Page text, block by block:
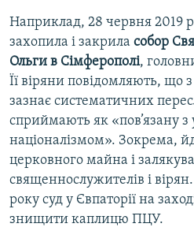
Наприклад, 28 червня 2019
захопила і закрила собор
Ольги в Сімферополі,
Її віряни повідомляють, що
зазнає систематичних
сприймають як «пов’язану з
націоналізмом». Зокрема,
церковного майна і
священнослужителів і
року суд у Євпаторії на
знищити каплицю ПЦУ.